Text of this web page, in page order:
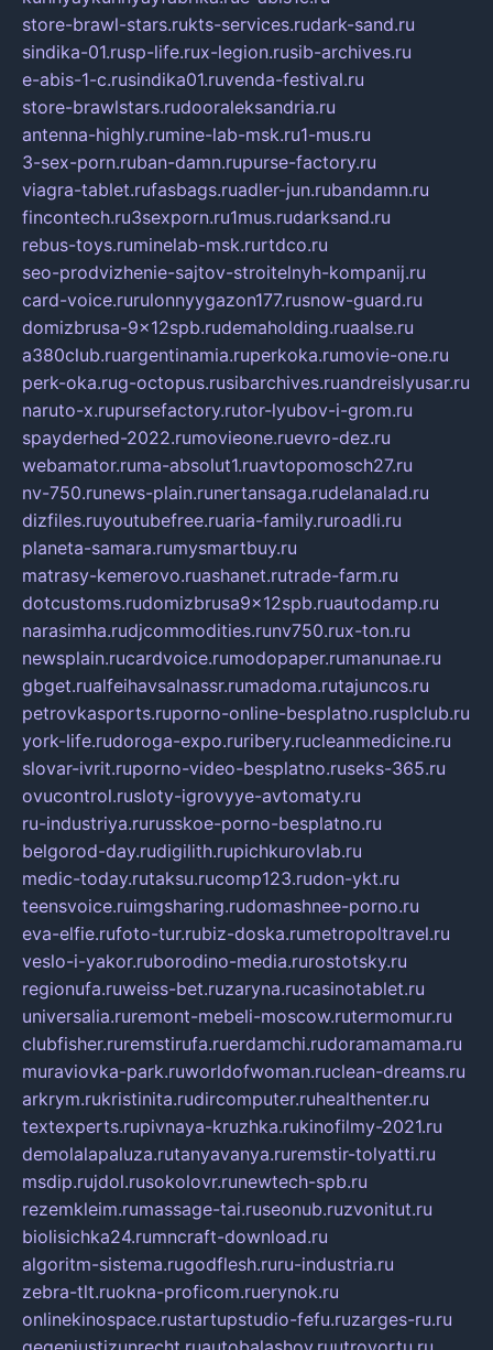
store-brawl-stars.rukts-services.rudark-sand.ru
sindika-01.rusp-life.rux-legion.rusib-archives.ru
e-abis-1-c.rusindika01.ruvenda-festival.ru
store-brawlstars.rudooraleksandria.ru
antenna-highly.rumine-lab-msk.ru1-mus.ru
3-sex-porn.ruban-damn.rupurse-factory.ru
viagra-tablet.rufasbags.ruadler-jun.rubandamn.ru
fincontech.ru3sexporn.ru1mus.rudarksand.ru
rebus-toys.ruminelab-msk.rurtdco.ru
seo-prodvizhenie-sajtov-stroitelnyh-kompanij.ru
card-voice.rurulonnyygazon177.rusnow-guard.ru
domizbrusa-9x12spb.rudemaholding.ruaalse.ru
a380club.ruargentinamia.ruperkoka.rumovie-one.ru
perk-oka.rug-octopus.rusibarchives.ruandreislyusar.ru
naruto-x.rupursefactory.rutor-lyubov-i-grom.ru
spayderhed-2022.rumovieone.ruevro-dez.ru
webamator.ruma-absolut1.ruavtopomosch27.ru
nv-750.runews-plain.runertansaga.rudelanalad.ru
dizfiles.ruyoutubefree.ruaria-family.ruroadli.ru
planeta-samara.rumysmartbuy.ru
matrasy-kemerovo.ruashanet.rutrade-farm.ru
dotcustoms.rudomizbrusa9x12spb.ruautodamp.ru
narasimha.rudjcommodities.runv750.rux-ton.ru
newsplain.rucardvoice.rumodopaper.rumanunae.ru
gbget.rualfeihavsalnassr.rumadoma.rutajuncos.ru
petrovkasports.ruporno-online-besplatno.rusplclub.ru
york-life.rudoroga-expo.ruribery.rucleanmedicine.ru
slovar-ivrit.ruporno-video-besplatno.ruseks-365.ru
ovucontrol.rusloty-igrovyye-avtomaty.ru
ru-industriya.rurusskoe-porno-besplatno.ru
belgorod-day.rudigilith.rupichkurovlab.ru
medic-today.rutaksu.rucomp123.rudon-ykt.ru
teensvoice.ruimgsharing.rudomashnee-porno.ru
eva-elfie.rufoto-tur.rubiz-doska.rumetropoltravel.ru
veslo-i-yakor.ruborodino-media.rurostotsky.ru
regionufa.ruweiss-bet.ruzaryna.rucasinotablet.ru
universalia.ruremont-mebeli-moscow.rutermomur.ru
clubfisher.ruremstirufa.ruerdamchi.rudoramamama.ru
muraviovka-park.ruworldofwoman.ruclean-dreams.ru
arkrym.rukristinita.rudircomputer.ruhealthenter.ru
textexperts.rupivnaya-kruzhka.rukinofilmy-2021.ru
demolalapaluza.rutanyavanya.ruremstir-tolyatti.ru
msdip.rujdol.rusokolovr.runewtech-spb.ru
rezemkleim.rumassage-tai.ruseonub.ruzvonitut.ru
biolisichka24.rumncraft-download.ru
algoritm-sistema.rugodflesh.ruru-industria.ru
zebra-tlt.ruokna-proficom.ruerynok.ru
onlinekinospace.rustartupstudio-fefu.ruzarges-ru.ru